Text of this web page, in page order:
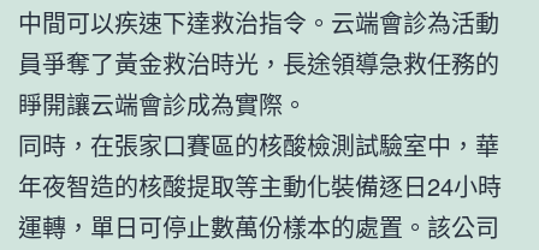
中間可以疾速下達救治指令。云端會診為活動
員爭奪了黃金救治時光，長途領導急救任務的
睜開讓云端會診成為實際。
同時，在張家口賽區的核酸檢測試驗室中，華
年夜智造的核酸提取等主動化裝備逐日24小時
運轉，單日可停止數萬份樣本的處置。該公司